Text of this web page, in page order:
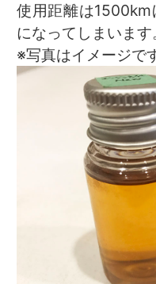
使用距離は
になってしまいます
※写真はイメージで